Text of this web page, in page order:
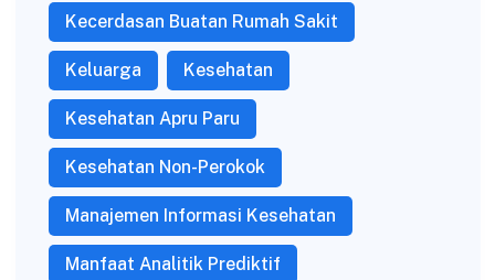
Kecerdasan Buatan Rumah Sakit
Keluarga Kesehatan
Kesehatan Apru Paru
Kesehatan Non-Perokok
Manajemen Informasi Kesehatan
Manfaat Analitik Prediktif